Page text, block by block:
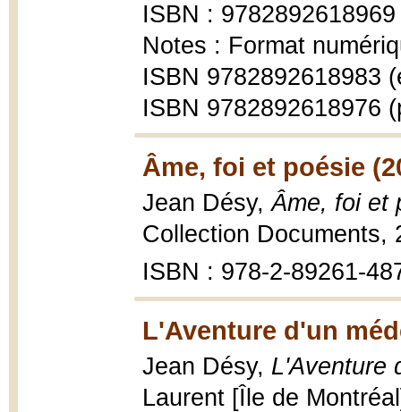
ISBN : 9782892618969
Notes : Format
ISBN 9782892618983
ISBN 9782892618976
Âme, foi et poésie
Jean Désy,Âme, foi et
Collection Documents,
ISBN : 978-2-89261-
L'Aventure d'un
Jean Désy, L'Aventure
Laurent [Île de